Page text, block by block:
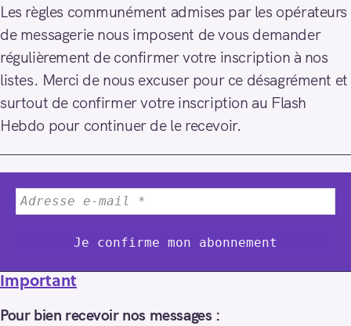
Les règles communément admises par les opérateurs
de messagerie nous imposent de vous demander
régulièrement de confirmer votre inscription à nos
listes. Merci de nous excuser pour ce désagrément et
surtout de confirmer votre inscription au Flash
Hebdo pour continuer de le recevoir.
Important
Pour bien recevoir nos messages :